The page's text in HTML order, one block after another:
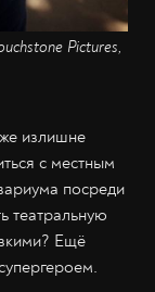
Pictures,
излишне
с местным
посреди
театральную
Ещё